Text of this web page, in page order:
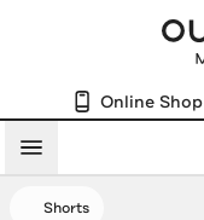
Online Shop
Menü
Shorts